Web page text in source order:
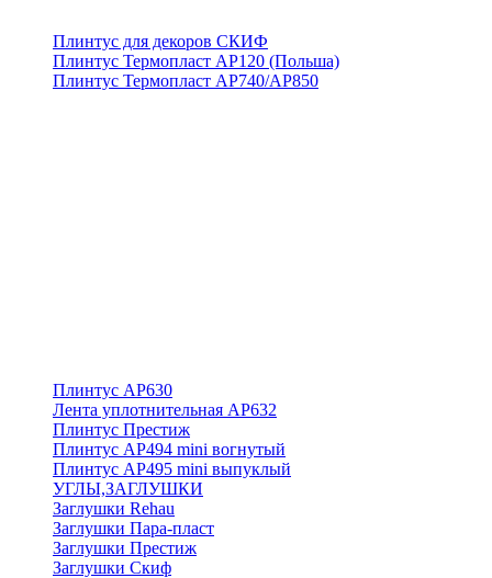
Плинтус для декоров СКИФ
Плинтус Термопласт АР120 (Польша)
Плинтус Термопласт АР740/АР850
Плинтус АР630
Лента уплотнительная АР632
Плинтус Престиж
Плинтус АР494 mini вогнутый
Плинтус АР495 mini выпуклый
УГЛЫ,ЗАГЛУШКИ
Заглушки Rehau
Заглушки Пара-пласт
Заглушки Престиж
Заглушки Скиф